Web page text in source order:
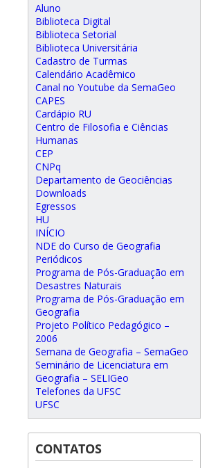
Aluno
Biblioteca Digital
Biblioteca Setorial
Biblioteca Universitária
Cadastro de Turmas
Calendário Acadêmico
Canal no Youtube da SemaGeo
CAPES
Cardápio RU
Centro de Filosofia e Ciências
Humanas
CEP
CNPq
Departamento de Geociências
Downloads
Egressos
HU
INÍCIO
NDE do Curso de Geografia
Periódicos
Programa de Pós-Graduação em
Desastres Naturais
Programa de Pós-Graduação em
Geografia
Projeto Político Pedagógico –
2006
Semana de Geografia – SemaGeo
Seminário de Licenciatura em
Geografia – SELIGeo
Telefones da UFSC
UFSC
CONTATOS